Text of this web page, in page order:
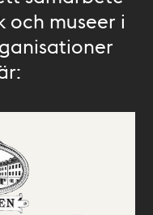
och museer i